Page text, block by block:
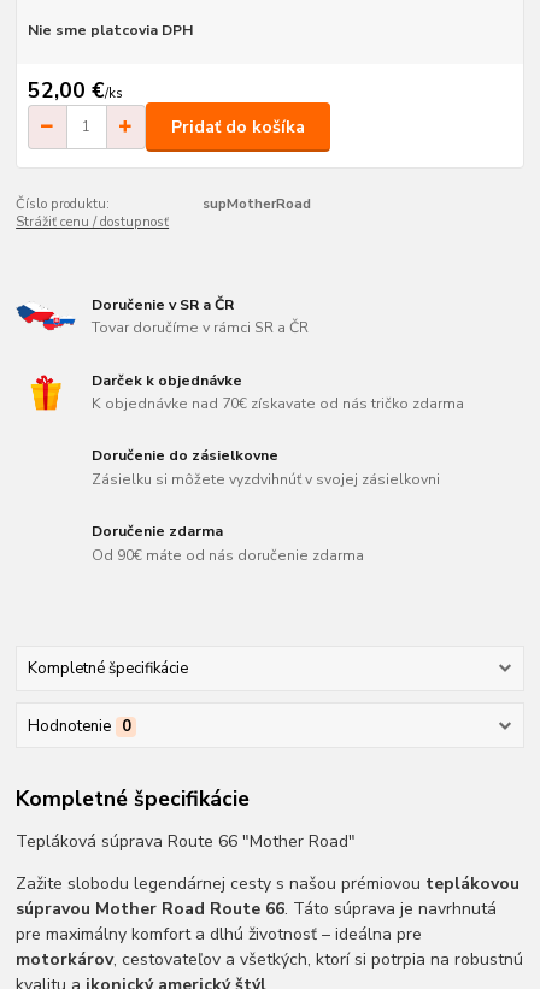
Nie sme platcovia DPH
52,00 €/ks
Pridať do košíka
Číslo produktu:
supMotherRoad
Strážiť cenu / dostupnosť
Doručenie v SR a ČR
Tovar doručíme v rámci SR a ČR
Darček k objednávke
K objednávke nad 70€ získavate od nás tričko zdarma
Doručenie do zásielkovne
Zásielku si môžete vyzdvihnúť v svojej zásielkovni
Doručenie zdarma
Od 90€ máte od nás doručenie zdarma
Kompletné špecifikácie
Hodnotenie 0
Kompletné špecifikácie
Tepláková súprava Route 66 "Mother Road"
Zažite slobodu legendárnej cesty s našou prémiovou teplákovou
súpravou Mother Road Route 66. Táto súprava je navrhnutá
pre maximálny komfort a dlhú životnosť – ideálna pre
motorkárov, cestovateľov a všetkých, ktorí si potrpia na robustnú